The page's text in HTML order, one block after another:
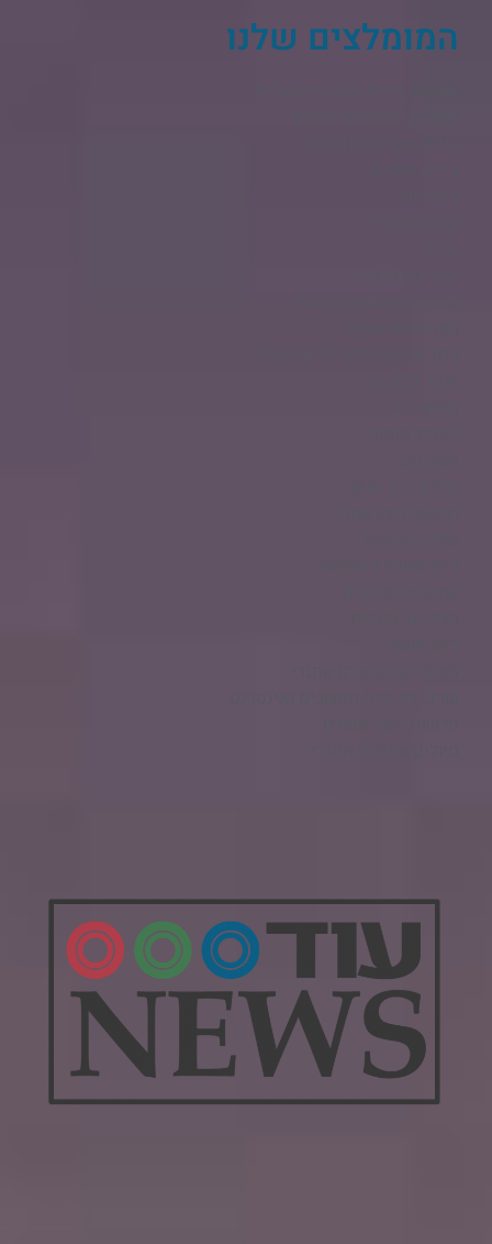
המומלצים שלנו